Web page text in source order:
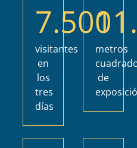
7.500
visitantes
en
los
tres
días
metros
de